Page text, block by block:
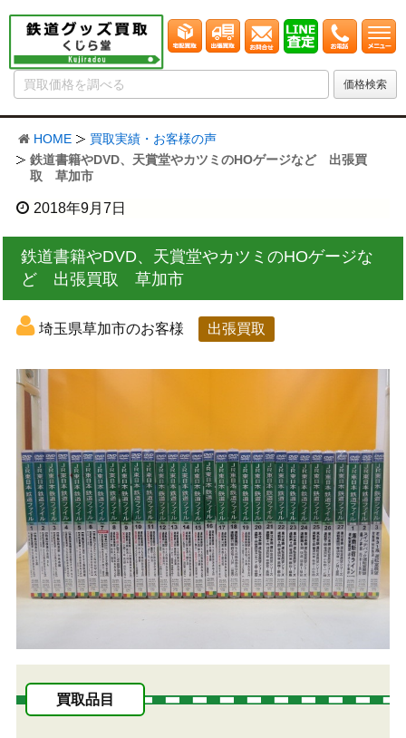
HOME
買取実績・お客様の声
鉄道書籍やDVD、天賞堂やカツミのHOゲージなど 出張買
取 草加市
2018年9月7日
鉄道書籍やDVD、天賞堂やカツミのHOゲージな
ど 出張買取 草加市
埼玉県草加市のお客様 出張買取
買取品目